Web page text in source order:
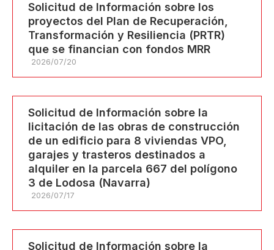
Solicitud de Información sobre los
proyectos del Plan de Recuperación,
Transformación y Resiliencia (PRTR)
que se financian con fondos MRR
2026/07/20
Solicitud de Información sobre la
licitación de las obras de construcción
de un edificio para 8 viviendas VPO,
garajes y trasteros destinados a
alquiler en la parcela 667 del polígono
3 de Lodosa (Navarra)
2026/07/17
Solicitud de Información sobre la